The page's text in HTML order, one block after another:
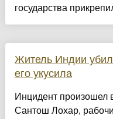
государства
Житель Индии
его укусила
Инцидент произошел
Сантош Лохар,